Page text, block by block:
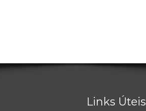
Links Úteis